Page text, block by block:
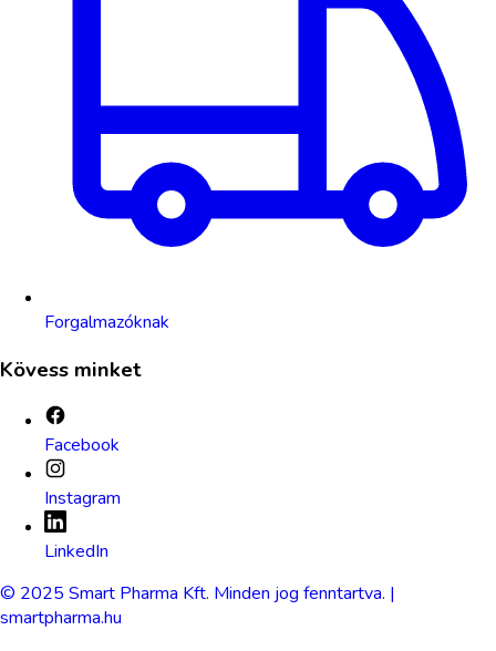
Forgalmazóknak
Kövess minket
Facebook
Instagram
LinkedIn
© 2025 Smart Pharma Kft. Minden jog fenntartva. |
smartpharma.hu